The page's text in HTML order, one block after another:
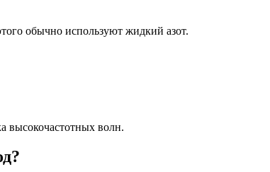
обычно используют жидкий азот.
высокочастотных волн.